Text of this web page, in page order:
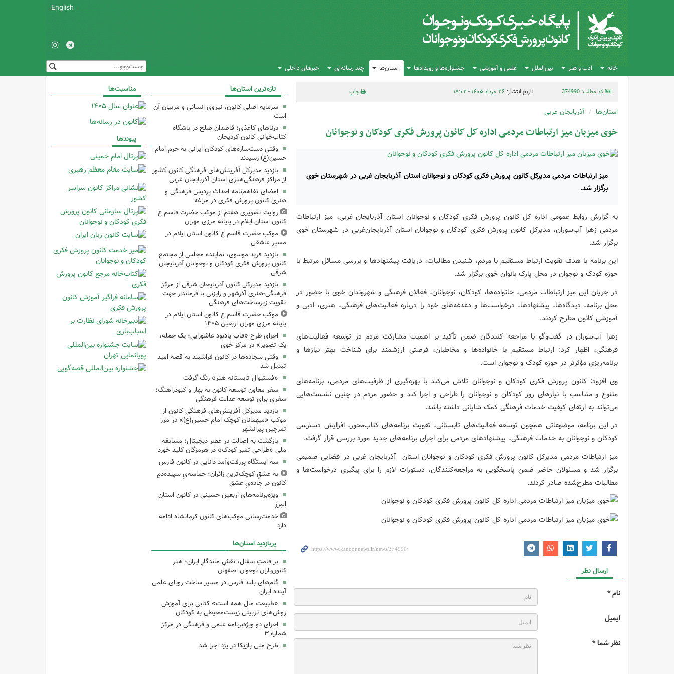
English
خانه ادب و هنر بین‌الملل علمی و آموزشی جشنواره‌ها و رویدادها استان‌ها چند رسانه‌ای خبرهای داخلی
کد مطلب: 374990 تاریخ انتشار:۲۶ خرداد ۱۴۰۵ - ۱۸:۰۲ چاپ
استان‌ها آذربایجان غربی
خوی میزبان میز ارتباطات مردمی اداره کل کانون پرورش فکری کودکان و نوجوانان
میز ارتباطات مردمی مدیرکل کانون پرورش فکری کودکان و نوجوانان استان آذربایجان‌ غربی در شهرستان خوی
برگزار شد.
به گزارش روابط عمومی اداره کل کانون پرورش فکری کودکان و نوجوانان استان آذربایجان غربی، میز ارتباطات
مردمی زهرا آب‌سوران، مدیرکل کانون پرورش فکری کودکان و نوجوانان استان آذربایجان‌غربی در شهرستان خوی
برگزار شد.
این برنامه با هدف تقویت ارتباط مستقیم با مردم، شنیدن مطالبات، دریافت پیشنهادها و بررسی مسائل مرتبط با
حوزه کودک و نوجوان در محل پارک بانوان خوی برگزار شد.
در جریان این میز ارتباطات مردمی، خانواده‌ها، کودکان، نوجوانان، فعالان فرهنگی و شهروندان خوی با حضور در
محل برنامه، دیدگاه‌ها، پیشنهادها، درخواست‌ها و دغدغه‌های خود را درباره فعالیت‌های فرهنگی، هنری، ادبی و
آموزشی کانون مطرح کردند.
زهرا آب‌سوران در گفت‌وگو با مراجعه‌ کنندگان ضمن تأکید بر اهمیت مشارکت مردم در توسعه فعالیت‌های
فرهنگی، اظهار کرد: ارتباط مستقیم با خانواده‌ها و مخاطبان، فرصتی ارزشمند برای شناخت بهتر نیازها و
برنامه‌ریزی مؤثرتر در حوزه کودک و نوجوان است.
وی افزود: کانون پرورش فکری کودکان و نوجوانان تلاش می‌کند با بهره‌گیری از ظرفیت‌های مردمی، برنامه‌های
متنوع و متناسب با نیازهای روز کودکان و نوجوانان را طراحی و اجرا کند و حضور مردم در چنین نشست‌هایی
می‌تواند به ارتقای کیفیت خدمات فرهنگی کمک شایانی داشته باشد.
در این برنامه، موضوعاتی همچون توسعه فعالیت‌های تابستانی، تقویت برنامه‌های کتاب‌محور، افزایش دسترسی
کودکان و نوجوانان به خدمات فرهنگی، پیشنهادهای مردمی برای اجرای برنامه‌های جدید مورد بررسی قرار گرفت.
میز ارتباطات مردمی مدیرکل کانون پرورش فکری کودکان و نوجوانان استان آذربایجان‌ غربی در فضایی صمیمی
برگزار شد و مسئولان حاضر ضمن پاسخگویی به مراجعه‌کنندگان، دستورات لازم را برای پیگیری درخواست‌ها و
مطالبات مطرح‌شده صادر کردند.
ارسال نظر
نام *
ایمیل
نظر شما *
تازه‌ترین استان‌ها
سرمایه اصلی کانون، نیروی انسانی و مربیان آن
است
درناهای کاغذی؛ قاصدان صلح در باشگاه
کتاب‌خوانی کانون کردیجان
وقتی دست‌سازه‌های کودکان ایرانی به حرم امام
حسین(ع) رسیدند
بازدید مدیرکل آفرینش‌های فرهنگی کانون کشور
از مراکز فرهنگی‌هنری استان آذربایجان غربی
امضای تفاهم‌نامه احداث پردیس فرهنگی و
هنری کانون پرورش فکری در مراغه
روایت تصویری هفتم از موکب حضرت قاسم ع
کانون استان ایلام در پایانه مرزی مهران
موکب حضرت قاسم ع کانون استان ایلام در
مسیر عاشقی
بازدید فرید موسوی، نماینده مجلس از مجتمع
کانون پرورش فکری کودکان و نوجوانان آذربایجان
شرقی
بازدید مدیرکل کانون آذربایجان شرقی از مرکز
فرهنگی‌-هنری آذرشهر و رایزنی با فرماندار جهت
تقویت زیرساخت‌های فرهنگی
موکب حضرت قاسم ع کانون استان ایلام در
پایانه مرزی مهران اربعین ۱۴۰۵
اجرای طرح «قاب یادبود عاشورایی؛ یک جمله،
یک تصویر» در مرکز خوی
وقتی سجاده‌ها در کانون فراشبند به قصه امید
تبدیل شد
«فستیوال تابستانه هنر» رنگ گرفت
سفر معاون توسعه کانون به بهار و کبودراهنگ؛
سفری برای توسعه عدالت فرهنگی
بازدید مدیرکل آفرینش‌های فرهنگی کانون از
موکب «میهمانان کوچک امام حسین(ع)» در مرز
تمرچین پیرانشهر
بازگشت به اصالت در عصر دیجیتال؛ مسابقه
ملی «طراحی تمبر کودک» در هرمزگان کلید خورد
سه ایستگاه پررفت‌وآمد دانایی در کانون فارس
به عشقِ کوچک‌ترین زائران؛ حماسه‌یِ سپیده‌دمِ
کانون در جاده‌یِ عشق
ویژه‌برنامه‌های اربعین حسینی در کانون استان
البرز
خدمت‌رسانی موکب‌های کانون کرمانشاه ادامه
دارد
پربازدید استان‌ها
بر قامتِ سفال، نقشِ ماندگارِ ایران؛ هنرِ
کانون‌یاران نوجوان اصفهان
گام‌های بلند فارس در مسیر ساخت رویای علمی
آینده ایران
«طبیعت مال همه است» کتابی برای آموزش
روش‌های تربیتی زیست‌محیطی به کودکان
اجرای دو ویژه‌برنامه علمی و فرهنگی در مرکز
شماره ۳
طرح ملی بازیکا در یزد اجرا شد
مناسبت‌ها
پیوندها